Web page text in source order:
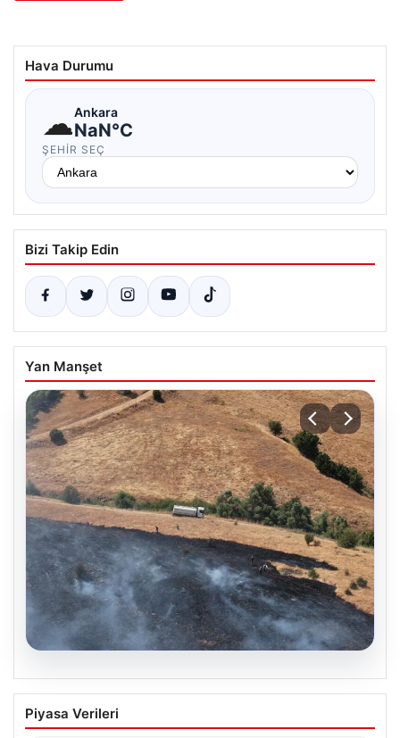
Hava Durumu
☁Ankara
NaN°C
ŞEHIR SEÇ
Bizi Takip Edin
Yan Manşet
05.08.2026
Tunceli’de otluk alandan ormana
sıçrayan yangın söndürüldü
Piyasa Verileri